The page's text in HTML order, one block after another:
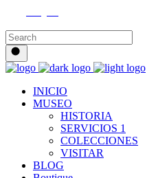
INICIO
MUSEO
HISTORIA
SERVICIOS 1
COLECCIONES
VISITAR
BLOG